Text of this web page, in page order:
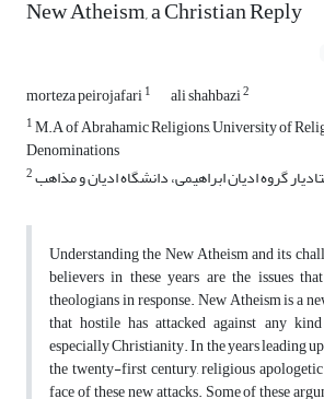
New Atheism, a Christian Reply
morteza peirojafari1 ali shahbazi2
1M.A of Abrahamic Religions, University of
Denominations
2گروه ادیان ابراهیمی، دانشگاه ادیان و مذاهب
Understanding the New Atheism and its
believers in these years are the issues
theologians in response. New Atheism is a
that hostile has attacked against any
especially Christianity. In the years leading
the twenty-first century, religious
face of these new attacks. Some of these